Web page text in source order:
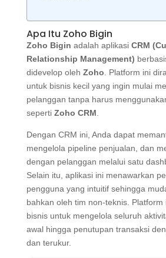
Apa Itu Zoho Bigin
Zoho Bigin adalah aplikasi CRM
Relationship Management)
didevelop oleh Zoho . Platform ini
untuk bisnis kecil yang ingin mulai
pelanggan tanpa harus
seperti Zoho CRM
Dengan CRM ini, Anda dapat
mengelola pipeline penjualan, dan
dengan pelanggan melalui satu
Selain itu, aplikasi ini menawarkan
pengguna yang intuitif sehingga
bahkan oleh tim non-teknis. Platform
bisnis untuk mengelola seluruh
awal hingga penutupan transaksi
dan terukur.